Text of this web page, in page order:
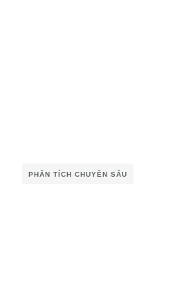
PHÂN TÍCH CHUYÊN SÂU